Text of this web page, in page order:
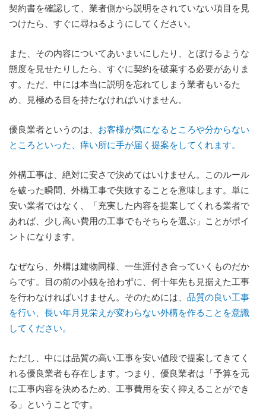
契約書を確認して、業者側から説明をされていない項目を見
つけたら、すぐに尋ねるようにしてください。
また、その内容についてあいまいにしたり、とぼけるような
態度を見せたりしたら、すぐに契約を破棄する必要がありま
す。ただ、中には本当に説明を忘れてしまう業者もいるた
め、見極める目を持たなければいけません。
優良業者というのは、 お客様が気になるところや分からない
ところといった、痒い所に手が届く提案をしてくれます。
外構工事は、絶対に安さで決めてはいけません。このルール
を破った瞬間、外構工事で失敗することを意味します。単に
安い業者ではなく、「充実した内容を提案してくれる業者で
あれば、少し高い費用の工事でもそちらを選ぶ」ことがポイ
ントになります。
なぜなら、外構は建物同様、一生涯付き合っていくものだか
らです。目の前の小銭を拾わずに、何十年先も見据えた工事
を行わなければいけません。そのためには、 品質の良い工事
を行い、長い年月見栄えが変わらない外構を作ることを意識
してください。
ただし、中には品質の高い工事を安い値段で提案してきてく
れる優良業者も存在します。つまり、優良業者は「予算を元
に工事内容を決めるため、工事費用を安く抑えることができ
る」ということです。